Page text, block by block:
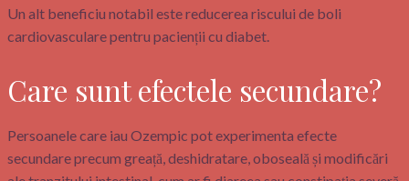
Un alt beneficiu notabil este reducerea riscului de boli
cardiovasculare pentru pacienții cu diabet.
Care sunt efectele secundare?
Persoanele care iau Ozempic pot experimenta efecte
secundare precum greață, deshidratare, oboseală și modificări